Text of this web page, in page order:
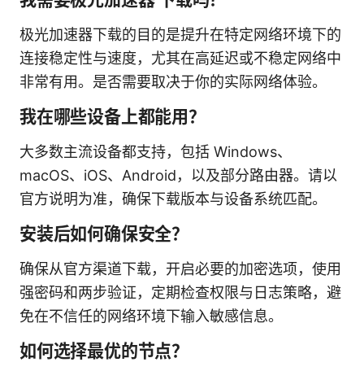
极光加速器下载的目的是提升在特定网络环境下的
连接稳定性与速度，尤其在高延迟或不稳定网络中
非常有用。是否需要取决于你的实际网络体验。
我在哪些设备上都能用？
大多数主流设备都支持，包括 Windows、
macOS、iOS、Android，以及部分路由器。请以
官方说明为准，确保下载版本与设备系统匹配。
安装后如何确保安全？
确保从官方渠道下载，开启必要的加密选项，使用
强密码和两步验证，定期检查权限与日志策略，避
免在不信任的网络环境下输入敏感信息。
如何选择最优的节点？